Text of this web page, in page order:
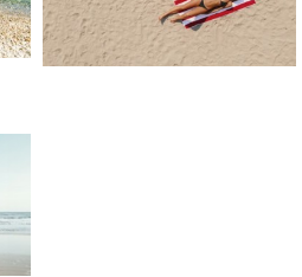
želijo združiti sproščanje na plaži z
ob turkiznem morju, nadaljujete
in zaključite ob večerji z
oddihom. Dvignete roko?
za odkrivanje novih krajev,
mesta, zgodovina, arhitektura in
ki ponujajo več kot zgolj
plaž seveda ne gre, saj je to še vedno